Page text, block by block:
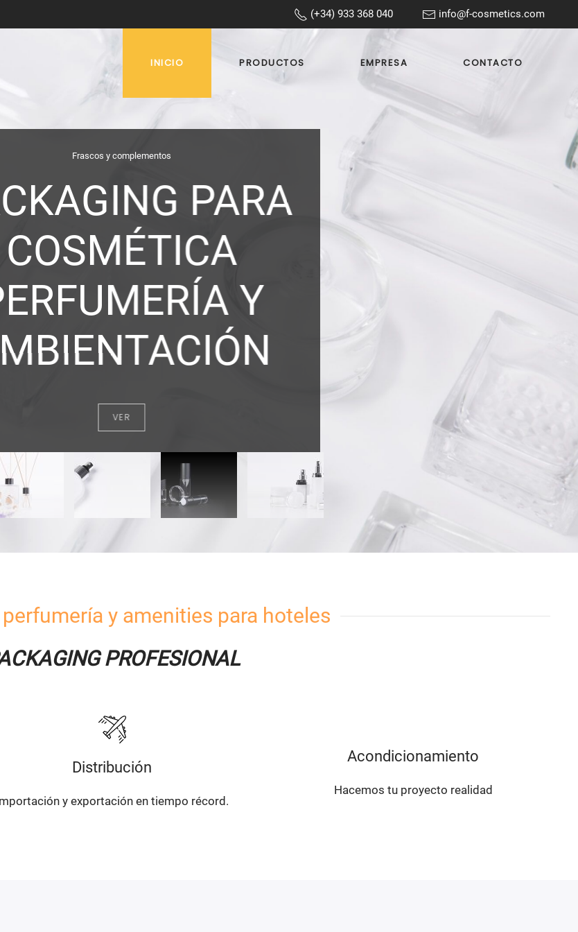
(+34) 933 368 040 info@f-cosmetics.com
INICIO PRODUCTOS EMPRESA CONTACTO
Frascos y complementos
PARA
COSMÉTICA
Y
VER
y amenities para hoteles
PROFESIONAL
Distribución
y exportación en tiempo récord.
Acondicionamiento
Hacemos tu proyecto realidad